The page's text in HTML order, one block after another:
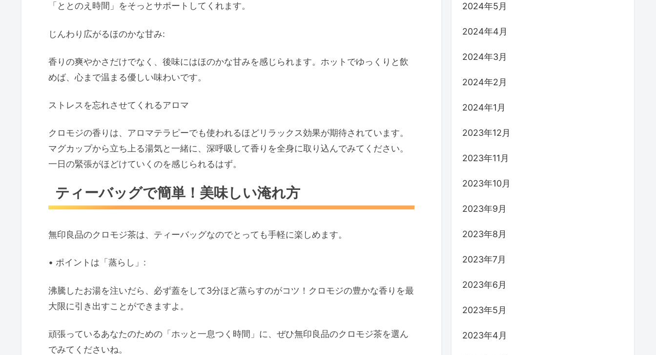
「ととのえ時間」 をそっとサポートしてくれます。
じんわり広がるほのかな甘み:
香りの爽やかさだけでなく、 後味にはほのかな甘みを感じられます。 ホットでゆっくりと飲
めば、心まで温まる優しい味わいです。
ストレスを忘れさせてくれるアロマ
クロモジの香りは、 アロマテラピーでも使われるほどリラックス効果が期待されています。
マグカップから立ち上る湯気と一緒に、 深呼吸して香りを全身に取り込んでみてください。
一日の緊張がほどけていくのを感じられるはず。
ティーバッグで簡単！美味しい淹れ方
無印良品のクロモジ茶は、 ティーバッグなのでとっても手軽に楽しめます。
• ポイントは「蒸らし」:
沸騰したお湯を注いだら、必ず蓋をして3分ほど蒸らすのがコツ！ クロモジの豊かな香りを最
大限に引き出すことができますよ。
頑張っているあなたのための「ホッと一息つく時間」に、 ぜひ無印良品のクロモジ茶を選ん
でみてくださいね。
2024年5月
2024年4月
2024年3月
2024年2月
2024年1月
2023年12月
2023年11月
2023年10月
2023年9月
2023年8月
2023年7月
2023年6月
2023年5月
2023年4月